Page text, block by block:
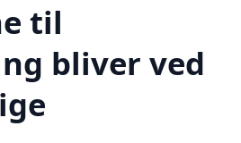
til
bliver ved